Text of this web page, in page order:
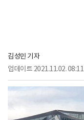
김성민 기자
업데이트 2021.11.02. 08:11